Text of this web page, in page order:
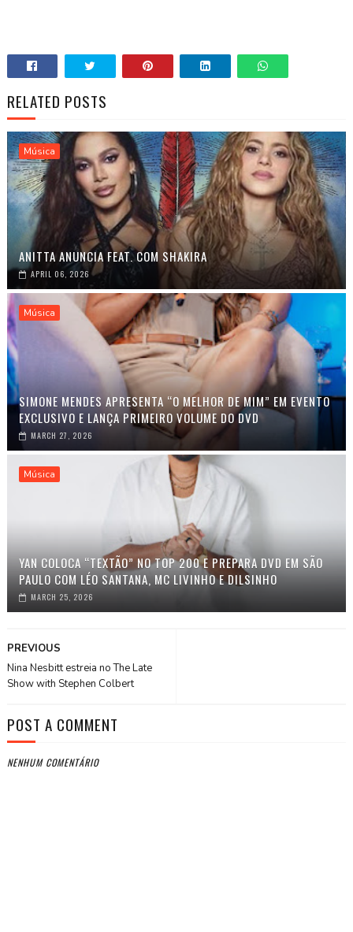
RELATED POSTS
Música
ANITTA ANUNCIA FEAT. COM SHAKIRA
APRIL 06, 2026
Música
SIMONE MENDES APRESENTA “O MELHOR DE MIM” EM EVENTO
EXCLUSIVO E LANÇA PRIMEIRO VOLUME DO DVD
MARCH 27, 2026
Música
YAN COLOCA “TEXTÃO” NO TOP 200 E PREPARA DVD EM SÃO
PAULO COM LÉO SANTANA, MC LIVINHO E DILSINHO
MARCH 25, 2026
PREVIOUS
Nina Nesbitt estreia no The Late
Show with Stephen Colbert
POST A COMMENT
NENHUM COMENTÁRIO